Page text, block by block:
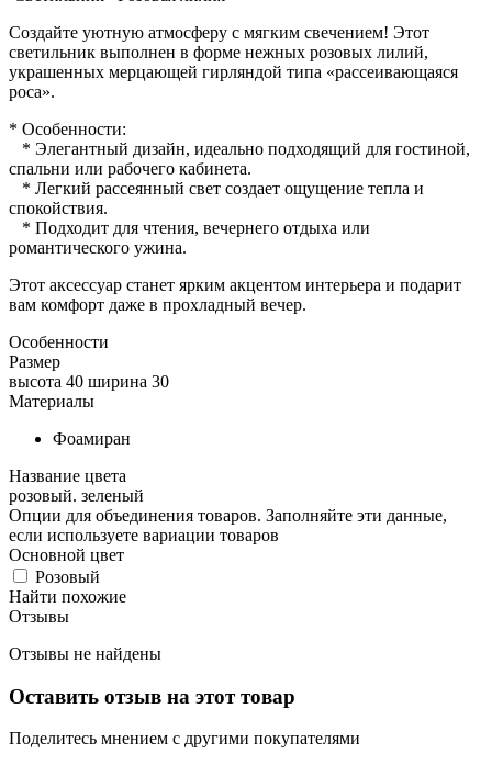
Создайте уютную атмосферу с мягким свечением! Этот
светильник выполнен в форме нежных розовых лилий,
украшенных мерцающей гирляндой типа «рассеивающаяся
роса».
* Особенности:
* Элегантный дизайн, идеально подходящий для гостиной,
спальни или рабочего кабинета.
* Легкий рассеянный свет создает ощущение тепла и
спокойствия.
* Подходит для чтения, вечернего отдыха или
романтического ужина.
Этот аксессуар станет ярким акцентом интерьера и подарит
вам комфорт даже в прохладный вечер.
Особенности
Размер
высота 40 ширина 30
Материалы
Фоамиран
Название цвета
розовый. зеленый
Опции для объединения товаров. Заполняйте эти данные,
если используете вариации товаров
Основной цвет
Розовый
Найти похожие
Отзывы
Отзывы не найдены
Оставить отзыв на этот товар
Поделитесь мнением с другими покупателями